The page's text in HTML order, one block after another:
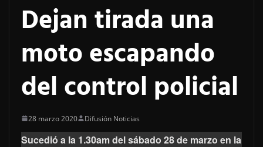
Dejan tirada una
moto escapando
del control policial
28 marzo 2020 Difusión Noticias
Sucedió a la 1.30am del sábado 28 de marzo en la